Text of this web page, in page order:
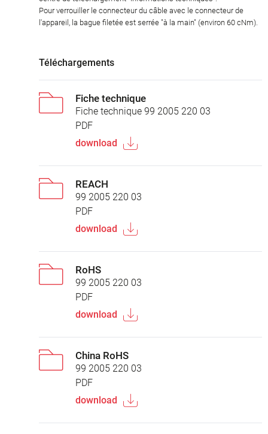
Pour verrouiller le connecteur du câble avec le connecteur de
l'appareil, la bague filetée est serrée "à la main" (environ 60 cNm).
Téléchargements
Fiche technique
Fiche technique 99 2005 220 03
PDF
download
REACH
99 2005 220 03
PDF
download
RoHS
99 2005 220 03
PDF
download
China RoHS
99 2005 220 03
PDF
download